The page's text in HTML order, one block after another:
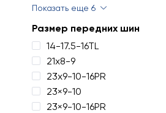
Показать еще 6
Размер передних шин
14-17.5-16TL
21х8-9
23x9-10-16PR
23×9-10
23×9-10-16PR